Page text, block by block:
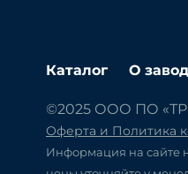
Каталог О
©2025 ООО ПО
Оферта и Политика
Информация на сайте